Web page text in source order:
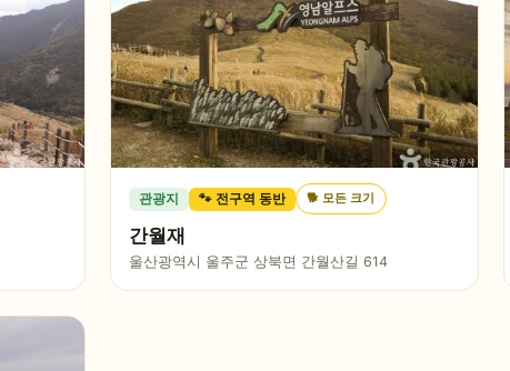
관광지 🐾 전구역 동반 🐕 모든 크기
간월재
울산광역시 울주군 상북면 간월산길 614